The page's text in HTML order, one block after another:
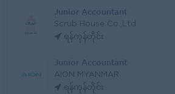
Junior Accountant
Scrub House Co.,Ltd
ရန်ကုန်တိုင်း
Junior Accountant
AION MYANMAR
ရန်ကုန်တိုင်း